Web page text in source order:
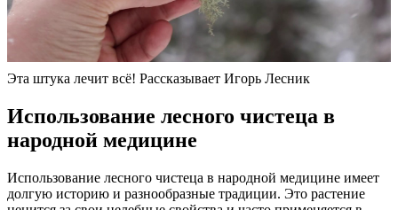
Эта штука лечит всё! Рассказывает Игорь Лесник
Использование лесного чистеца в
народной медицине
Использование лесного чистеца в народной медицине имеет
долгую историю и разнообразные традиции. Это растение